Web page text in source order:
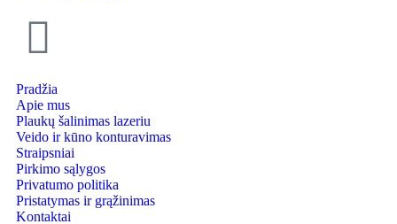
Pradžia
Apie mus
Plaukų šalinimas lazeriu
Veido ir kūno konturavimas
Straipsniai
Pirkimo sąlygos
Privatumo politika
Pristatymas ir grąžinimas
Kontaktai